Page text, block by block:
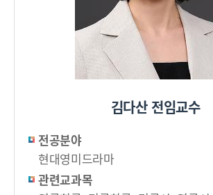
김다산 전임교수
전공분야
현대영미드라마
관련교과목